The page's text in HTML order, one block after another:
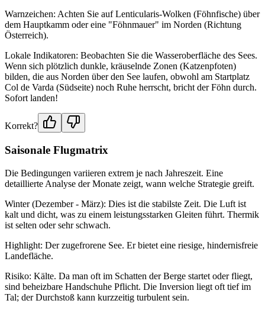
Warnzeichen: Achten Sie auf Lenticularis-Wolken (Föhnfische) über
dem Hauptkamm oder eine "Föhnmauer" im Norden (Richtung
Österreich).
Lokale Indikatoren: Beobachten Sie die Wasseroberfläche des Sees.
Wenn sich plötzlich dunkle, kräuselnde Zonen (Katzenpfoten)
bilden, die aus Norden über den See laufen, obwohl am Startplatz
Col de Varda (Südseite) noch Ruhe herrscht, bricht der Föhn durch.
Sofort landen!
Korrekt?
Saisonale Flugmatrix
Die Bedingungen variieren extrem je nach Jahreszeit. Eine
detaillierte Analyse der Monate zeigt, wann welche Strategie greift.
Winter (Dezember - März): Dies ist die stabilste Zeit. Die Luft ist
kalt und dicht, was zu einem leistungsstarken Gleiten führt. Thermik
ist selten oder sehr schwach.
Highlight: Der zugefrorene See. Er bietet eine riesige, hindernisfreie
Landefläche.
Risiko: Kälte. Da man oft im Schatten der Berge startet oder fliegt,
sind beheizbare Handschuhe Pflicht. Die Inversion liegt oft tief im
Tal; der Durchstoß kann kurzzeitig turbulent sein.